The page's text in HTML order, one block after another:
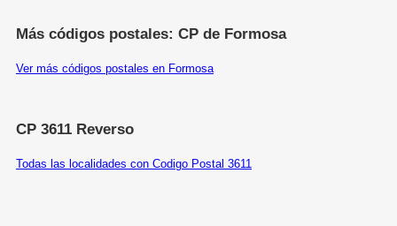
Más códigos postales: CP de Formosa
Ver más códigos postales en Formosa
CP 3611 Reverso
Todas las localidades con Codigo Postal 3611